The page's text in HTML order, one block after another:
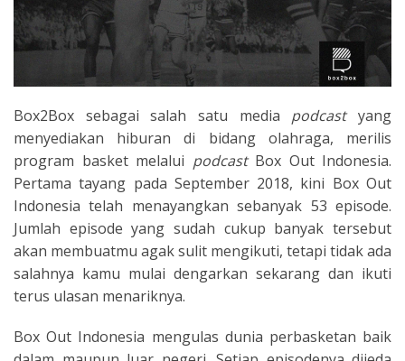
Box2Box sebagai salah satu media podcastyang
menyediakan hiburan di bidang olahraga, merilis
program basket melalui podcast Box Out Indonesia.
Pertama tayang pada September 2018, kini Box Out
Indonesia telah menayangkan sebanyak 53 episode.
Jumlah episode yang sudah cukup banyak tersebut
akan membuatmu agak sulit mengikuti, tetapi tidak ada
salahnya kamu mulai dengarkan sekarang dan ikuti
terus ulasan menariknya.
Box Out Indonesia mengulas dunia perbasketan baik